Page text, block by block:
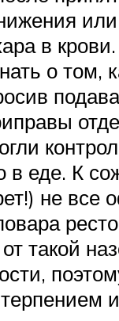
в
о том,
в еде. К
не все
такой